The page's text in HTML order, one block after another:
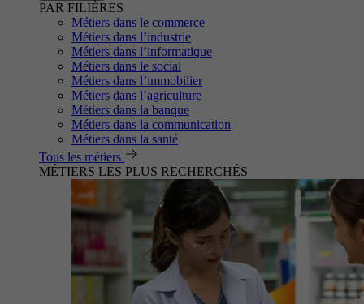
PAR FILIÈRES
Métiers dans le commerce
Métiers dans l’industrie
Métiers dans l’informatique
Métiers dans le social
Métiers dans l’immobilier
Métiers dans l’agriculture
Métiers dans la banque
Métiers dans la communication
Métiers dans la santé
Tous les métiers
MÉTIERS LES PLUS RECHERCHÉS